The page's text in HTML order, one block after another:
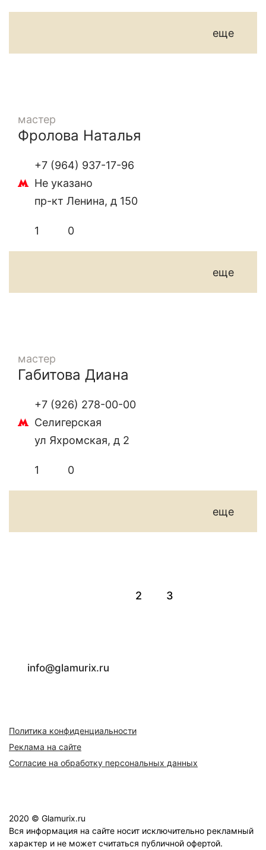
еще
мастер
Фролова Наталья
+7 (964) 937-17-96
Не указано
пр-кт Ленина, д 150
1 0
еще
мастер
Габитова Диана
+7 (926) 278-00-00
Селигерская
ул Яхромская, д 2
1 0
еще
2 3
info@glamurix.ru
Политика конфиденциальности
Реклама на сайте
Согласие на обработку персональных данных
2020 © Glamurix.ru
Вся информация на сайте носит исключительно рекламный
характер и не может считаться публичной офертой.